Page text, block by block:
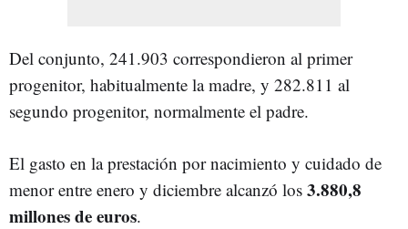
Del conjunto, 241.903 correspondieron al primer
progenitor, habitualmente la madre, y 282.811 al
segundo progenitor, normalmente el padre.
El gasto en la prestación por nacimiento y cuidado de
menor entre enero y diciembre alcanzó los 3.880,8
millones de euros.